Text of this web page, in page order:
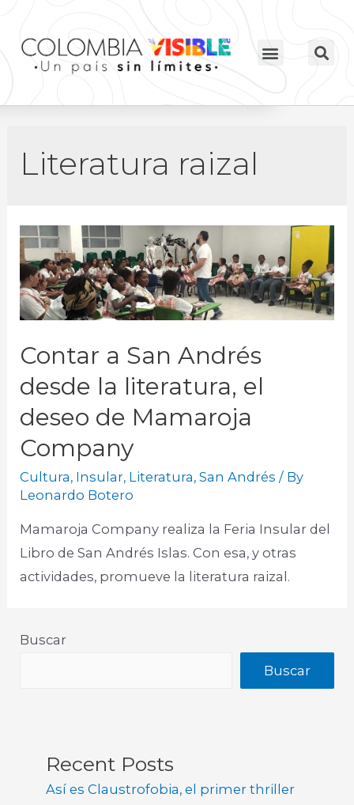
Literatura raizal
Contar a San Andrés
desde la literatura, el
deseo de Mamaroja
Company
Cultura, Insular, Literatura,San Andrés / By
Leonardo Botero
Mamaroja Company realiza la Feria Insular del
Libro de San Andrés Islas. Con esa, y otras
actividades, promueve la literatura raizal.
Buscar
Buscar
Recent Posts
Así es Claustrofobia, el primer thriller